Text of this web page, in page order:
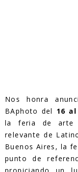
Nos honra
BAphoto del 16
la feria de arte
relevante de
Buenos Aires, la
punto de